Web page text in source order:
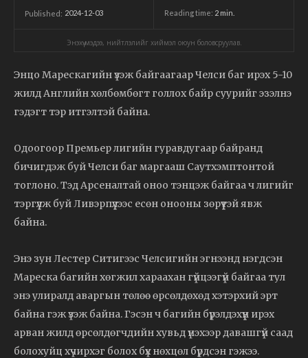
Published: 2024-12-03 Reading time: 2 min.
Энэхүү мэдээ, нийтлэлийг хиймэл оюун боловсруулав.
Энцо Марескагийн үзэж байгаагаар Челси баг ирэх 5-10
жилд Английн хөлбөмбөгт голлох байр суурийг эзэлнэ
гэдэгт тэр итгэлтэй байна.
Одоогоор Премьер лигийн гуравдугаар байранд
бичигдэж буй Челси баг маргааш Саутхэмптонтой
тоглоно. Тэд Арсеналтай оноо тэнцэж байгаа ч лигийг
тэргүүлж буй Ливэрпүүлээс есөн онооны зөрүүтэй явж
байна.
Энэ зун Лестер Ситигээс Челсигийн эгнээнд нэгдсэн
Мареска багийн хөгжил хараахан гүйцээгүй байгаа тул
энэ улиралд аваргын төлөө өрсөлдөхөд хэтэрхий эрт
байна гэж үзэж байна. Гэсэн ч багийн бүрэлдэхүүн ирэх
арван жилд өрсөлдөгчдийн хувьд үнэхээр давашгүй саад
болохуйц хүчирхэг болох бүх нөхцөл бүрдсэн гэжээ.